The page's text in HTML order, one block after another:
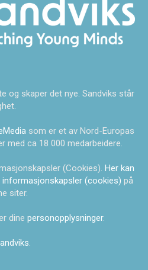
og skaper det nye. Sandviks står
som er et av Nord-Europas
med ca 18 000 medarbeidere.
(Cookies). Her kan
(cookies) på
siter.
dine personopplysninger.
.